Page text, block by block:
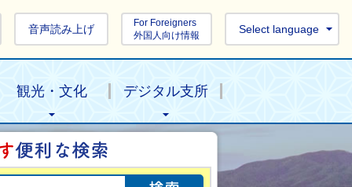
音声読み上げ
For Foreigners
外国人向け情報
Select language
観光・文化 デジタル支所
目的の情報を探